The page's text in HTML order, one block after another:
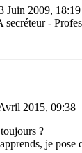
Juin 2009, 18:19
secréteur -
2015, 09:38
?
je pose